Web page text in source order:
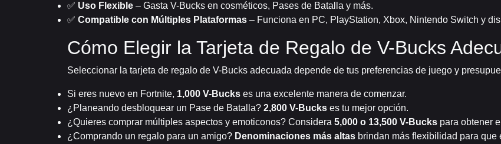
✅ Uso Flexible – Gasta V-Bucks en cosméticos, Pases de Batalla y más.
✅ Compatible con Múltiples Plataformas – Funciona en PC, PlayStation, Xbox, Nintendo Switch y
Cómo Elegir la Tarjeta de Regalo de V-Bucks
Seleccionar la tarjeta de regalo de V-Bucks adecuada depende de tus preferencias de juego y
Si eres nuevo en Fortnite, 1,000 V-Bucks es una excelente manera de comenzar.
¿Planeando desbloquear un Pase de Batalla? 2,800 V-Bucks es tu mejor opción.
¿Quieres comprar múltiples aspectos y emoticonos? Considera 5,000 o 13,500 V-Bucks para obtener
¿Comprando un regalo para un amigo? Denominaciones más altas brindan más flexibilidad para